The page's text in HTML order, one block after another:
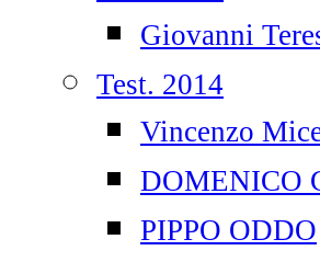
Giovanni
Test. 2014
Vincenzo
DOMENICO
PIPPO ODDO